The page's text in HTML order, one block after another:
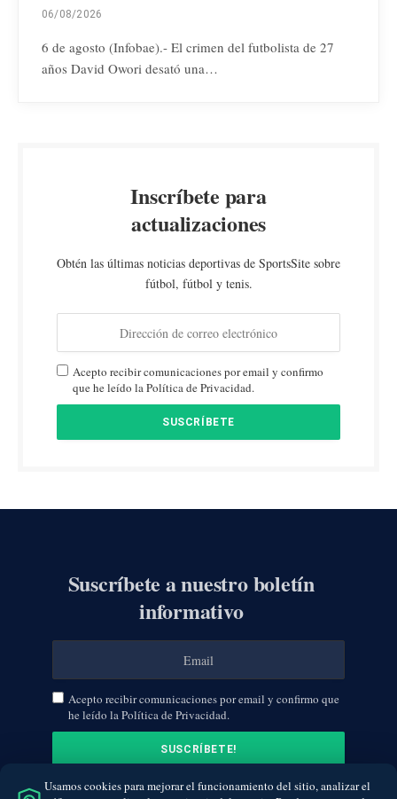
06/08/2026
6 de agosto (Infobae).- El crimen del futbolista de 27
años David Owori desató una…
Inscríbete para
actualizaciones
Obtén las últimas noticias deportivas de SportsSite sobre
fútbol, fútbol y tenis.
Acepto recibir comunicaciones por email y confirmo
que he leído la Política de Privacidad.
Suscríbete a nuestro boletín
informativo
Acepto recibir comunicaciones por email y confirmo que
he leído la Política de Privacidad.
Usamos cookies para mejorar el funcionamiento del sitio, analizar el